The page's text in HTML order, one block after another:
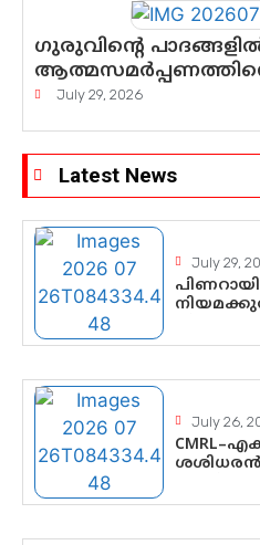
ഗുരുവിന്റെ
അമൃതാനന്ദമയി
July 29, 2026
Latest News
July 29,
July 26,